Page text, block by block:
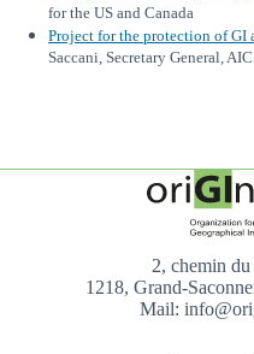
for the US and Canada
Project for the protection of
Saccani, Secretary General,
2, chemin
1218, Grand-
Mail: